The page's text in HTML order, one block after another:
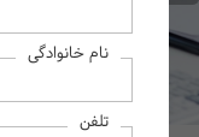
نام خانوادگی
تلفن